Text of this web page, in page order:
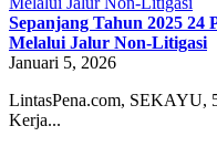
Sepanjang Tahun 2025
Melalui Jalur Non-Litigasi
Januari 5, 2026
LintasPena.com, SEKAYU,
Kerja...